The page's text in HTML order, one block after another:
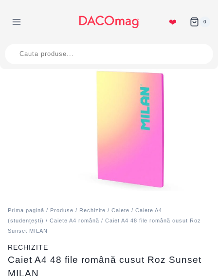
content
❤️ 0
search
Prima pagină / Produse / Rechizite / Caiete / Caiete A4
(studențești) / Caiete A4 română / Caiet A4 48 file română cusut Roz
Sunset MILAN
RECHIZITE
Caiet A4 48 file română cusut Roz Sunset
MILAN